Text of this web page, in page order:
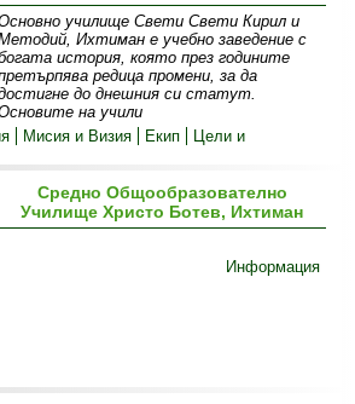
училище Свети Свети Кирил и
Ихтиман е учебно заведение с
история, която през годините
редица промени, за да
до днешния си статут.
на учили
Мисия и Визия Екип
Цели и
Средно Общообразователно
Училище Христо Ботев, Ихтиман
Информация